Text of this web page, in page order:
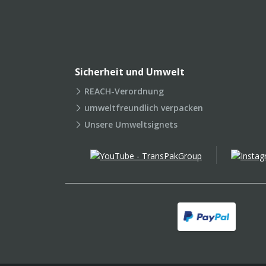
Sicherheit und Umwelt
REACH-Verordnung
umweltfreundlich verpacken
Unsere Umweltsignets